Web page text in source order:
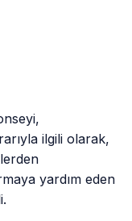
ilgili olarak,
yardım eden